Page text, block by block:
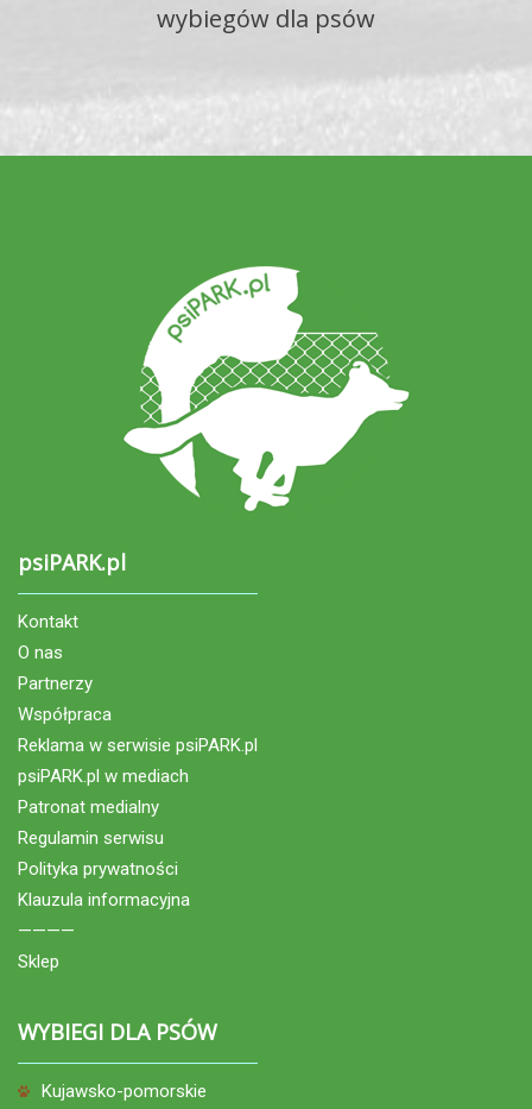
wybiegów dla psów
psiPARK.pl
Kontakt
O nas
Partnerzy
Współpraca
Reklama w serwisie psiPARK.pl
psiPARK.pl w mediach
Patronat medialny
Regulamin serwisu
Polityka prywatności
Klauzula informacyjna
————
Sklep
WYBIEGI DLA PSÓW
Kujawsko-pomorskie